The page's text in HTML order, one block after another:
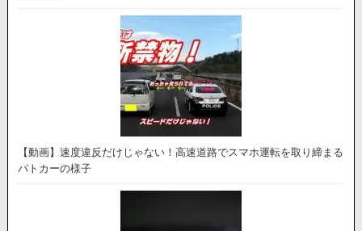
【動画】速度違反だけじゃない！高速道路でスマホ運転を取り締まる
パトカーの様子